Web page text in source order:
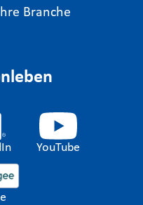
Branche
YouTube